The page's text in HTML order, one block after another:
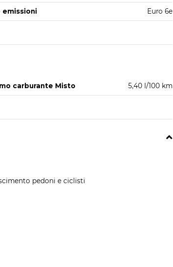
emissioni Euro 6e
carburante Misto 5,40 l/100 km
pedoni e ciclisti